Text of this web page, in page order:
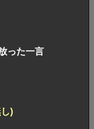
った一言
)